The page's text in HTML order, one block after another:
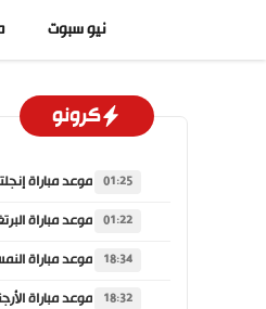
المحتوى
نيو سبوت
كرونو
01:25
01:22
18:34
18:32